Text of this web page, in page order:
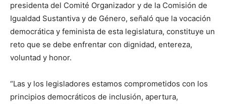
presidenta del Comité Organizador y de la Comisión de
Igualdad Sustantiva y de Género, señaló que la vocación
democrática y feminista de esta legislatura, constituye un
reto que se debe enfrentar con dignidad, entereza,
voluntad y honor.
“Las y los legisladores estamos comprometidos con los
principios democráticos de inclusión, apertura,